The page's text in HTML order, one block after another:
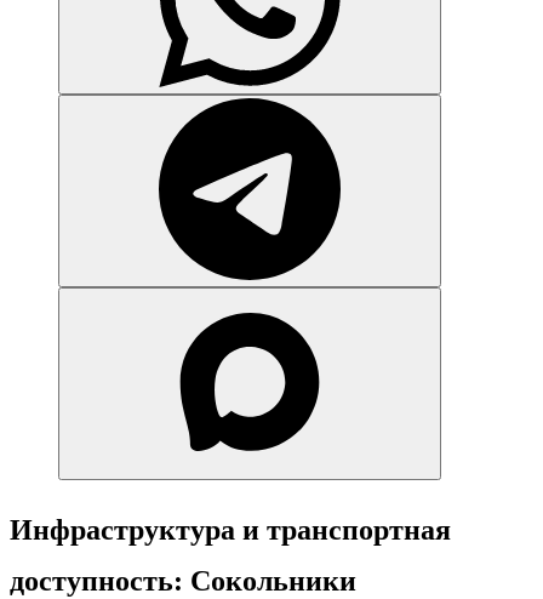
Инфраструктура и транспортная
доступность: Сокольники